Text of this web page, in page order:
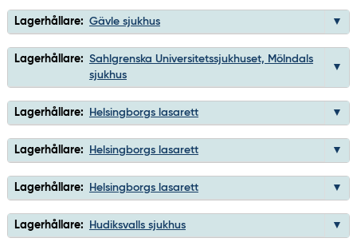
Lagerhållare: Gävle sjukhus
Lagerhållare: Sahlgrenska Universitetssjukhuset, Mölndals
sjukhus
Lagerhållare: Helsingborgs lasarett
Lagerhållare: Helsingborgs lasarett
Lagerhållare: Helsingborgs lasarett
Lagerhållare: Hudiksvalls sjukhus